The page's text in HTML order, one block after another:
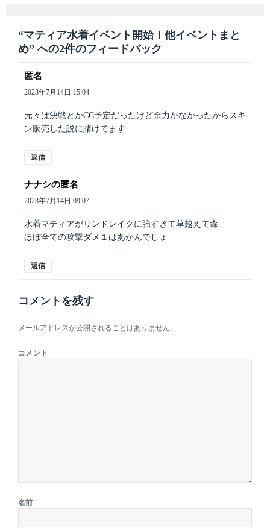
“マティア水着イベント開始！他イベントまと
め” への2件のフィードバック
匿名
り:
2023年7月14日 15:04
元々は決戦とかCC予定だったけど余力がなかったからスキ
ン販売した説に賭けてます
返信
ナナシの匿名
り:
2023年7月14日 09:07
水着マティアがリンドレイクに強すぎて草越えて森
ほぼ全ての攻撃ダメ１はあかんでしょ
返信
コメントを残す
メールアドレスが公開されることはありません。
コメント
名前